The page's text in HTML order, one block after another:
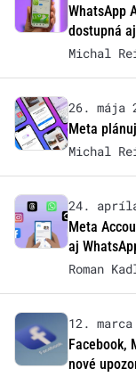
WhatsApp
dostupná
Michal
26. mája
Meta
Michal
24.
Meta
aj
Roman
12. marca
Facebook,
nové